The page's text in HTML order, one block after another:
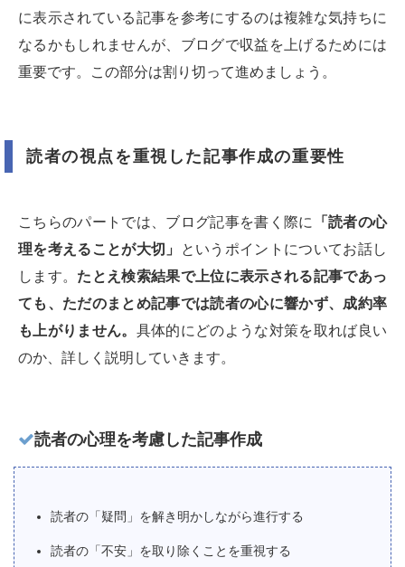
に表示されている記事を参考にするのは複雑な気持ちに
なるかもしれませんが、ブログで収益を上げるためには
重要です。この部分は割り切って進めましょう。
読者の視点を重視した記事作成の重要性
こちらのパートでは、ブログ記事を書く際に
「読者の心
理を考えることが大切」
というポイントについてお話し
します。 たとえ検索結果で上位に表示される記事であっ
ても、ただのまとめ記事では読者の心に響かず、成約率
も上がりません。 具体的にどのような対策を取れば良い
のか、詳しく説明していきます。
読者の心理を考慮した記事作成
読者の「疑問」を解き明かしながら進行する
読者の「不安」を取り除くことを重視する